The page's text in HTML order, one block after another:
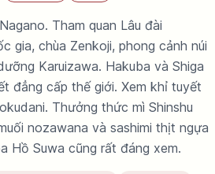
Tham quan Lâu đài
gia, chùa Zenkoji, phong cảnh núi
Karuizawa. Hakuba và Shiga
đẳng cấp thế giới. Xem khỉ tuyết
Thưởng thức mì Shinshu
nozawana và sashimi thịt ngựa
Hồ Suwa cũng rất đáng xem.